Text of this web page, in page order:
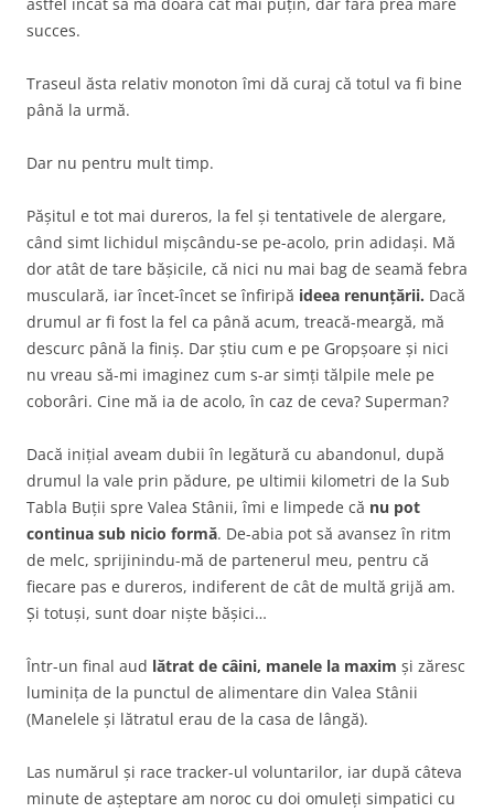
succes.
Traseul ăsta relativ monoton îmi dă curaj că totul va fi bine
până la urmă.
Dar nu pentru mult timp.
Pășitul e tot mai dureros, la fel și tentativele de alergare,
când simt lichidul mișcându-se pe-acolo, prin adidași. Mă
dor atât de tare bășicile, că nici nu mai bag de seamă febra
musculară, iar încet-încet se înfiripă ideea renunțării. Dacă
drumul ar fi fost la fel ca până acum, treacă-meargă, mă
descurc până la finiș. Dar știu cum e pe Gropșoare și nici
nu vreau să-mi imaginez cum s-ar simți tălpile mele pe
coborâri. Cine mă ia de acolo, în caz de ceva? Superman?
Dacă inițial aveam dubii în legătură cu abandonul, după
drumul la vale prin pădure, pe ultimii kilometri de la Sub
Tabla Buții spre Valea Stânii, îmi e limpede că nu pot
continua sub nicio formă. De-abia pot să avansez în ritm
de melc, sprijinindu-mă de partenerul meu, pentru că
fiecare pas e dureros, indiferent de cât de multă grijă am.
Și totuși, sunt doar niște bășici…
Într-un final aud lătrat de câini, manele la maxim și zăresc
luminița de la punctul de alimentare din Valea Stânii
(Manelele și lătratul erau de la casa de lângă).
Las numărul și race tracker-ul voluntarilor, iar după câteva
minute de așteptare am noroc cu doi omuleți simpatici cu